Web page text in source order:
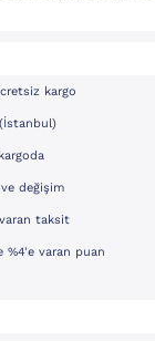
kargo
değişim
taksit
%4'e varan puan